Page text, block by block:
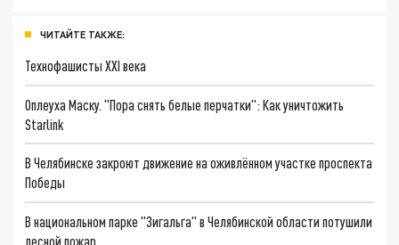
ЧИТАЙТЕ ТАКЖЕ:
Технофашисты XXI века
Оплеуха Маску. "Пора снять белые перчатки": Как уничтожить
Starlink
В Челябинске закроют движение на оживлённом участке проспекта
Победы
В национальном парке "Зигальга" в Челябинской области потушили
лесной пожар